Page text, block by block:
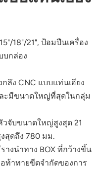
18"/21", ป้อมปืนเครื่อง
บกล่อง
กลึง CNC แบบแท่นเอียง
ะมีขนาดใหญ่ที่สุดในกลุ่ม
วจับขนาดใหญ่สูงสุด 21
สุดถึง 780 มม.
างนำทาง BOX ที่กว้างขึ้น
ท้าทายขีดจำกัดของการ